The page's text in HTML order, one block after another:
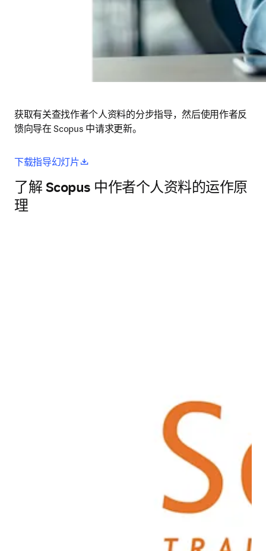
获取有关查找作者个人资料的分步指导，然后使用作者反
馈向导在 Scopus 中请求更新。
下载指导幻灯片 opens in new tab/window
了解 Scopus 中作者个人资料的运作原
理